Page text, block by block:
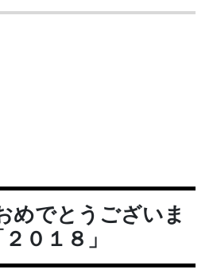
めでとうございま
０１８」